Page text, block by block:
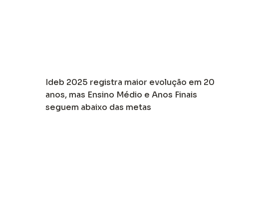
Ideb 2025 registra maior evolução em 20
anos, mas Ensino Médio e Anos Finais
seguem abaixo das metas